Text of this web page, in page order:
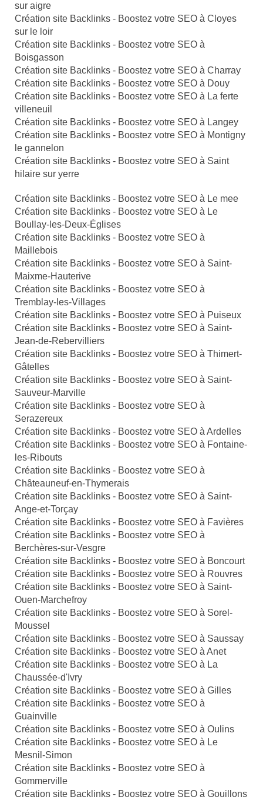
sur aigre
Création site Backlinks - Boostez votre SEO à Cloyes
sur le loir
Création site Backlinks - Boostez votre SEO à
Boisgasson
Création site Backlinks - Boostez votre SEO à Charray
Création site Backlinks - Boostez votre SEO à Douy
Création site Backlinks - Boostez votre SEO à La ferte
villeneuil
Création site Backlinks - Boostez votre SEO à Langey
Création site Backlinks - Boostez votre SEO à Montigny
le gannelon
Création site Backlinks - Boostez votre SEO à Saint
hilaire sur yerre
Création site Backlinks - Boostez votre SEO à Le mee
Création site Backlinks - Boostez votre SEO à Le
Boullay-les-Deux-Églises
Création site Backlinks - Boostez votre SEO à
Maillebois
Création site Backlinks - Boostez votre SEO à Saint-
Maixme-Hauterive
Création site Backlinks - Boostez votre SEO à
Tremblay-les-Villages
Création site Backlinks - Boostez votre SEO à Puiseux
Création site Backlinks - Boostez votre SEO à Saint-
Jean-de-Rebervilliers
Création site Backlinks - Boostez votre SEO à Thimert-
Gâtelles
Création site Backlinks - Boostez votre SEO à Saint-
Sauveur-Marville
Création site Backlinks - Boostez votre SEO à
Serazereux
Création site Backlinks - Boostez votre SEO à Ardelles
Création site Backlinks - Boostez votre SEO à Fontaine-
les-Ribouts
Création site Backlinks - Boostez votre SEO à
Châteauneuf-en-Thymerais
Création site Backlinks - Boostez votre SEO à Saint-
Ange-et-Torçay
Création site Backlinks - Boostez votre SEO à Favières
Création site Backlinks - Boostez votre SEO à
Berchères-sur-Vesgre
Création site Backlinks - Boostez votre SEO à Boncourt
Création site Backlinks - Boostez votre SEO à Rouvres
Création site Backlinks - Boostez votre SEO à Saint-
Ouen-Marchefroy
Création site Backlinks - Boostez votre SEO à Sorel-
Moussel
Création site Backlinks - Boostez votre SEO à Saussay
Création site Backlinks - Boostez votre SEO à Anet
Création site Backlinks - Boostez votre SEO à La
Chaussée-d'Ivry
Création site Backlinks - Boostez votre SEO à Gilles
Création site Backlinks - Boostez votre SEO à
Guainville
Création site Backlinks - Boostez votre SEO à Oulins
Création site Backlinks - Boostez votre SEO à Le
Mesnil-Simon
Création site Backlinks - Boostez votre SEO à
Gommerville
Création site Backlinks - Boostez votre SEO à Gouillons